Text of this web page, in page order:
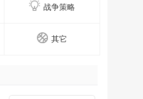
战争策略
其它